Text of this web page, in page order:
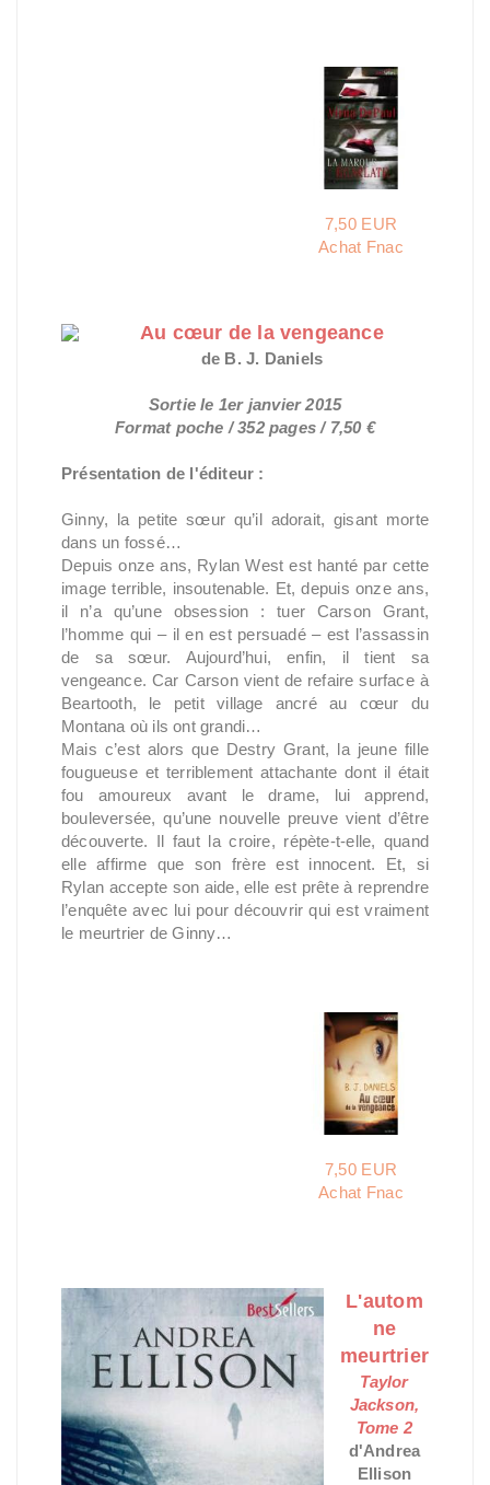
7,50 EUR
Achat Fnac
Au cœur de la vengeance
de B. J. Daniels
Sortie le 1er janvier 2015
Format poche / 352 pages / 7,50 €
Présentation de l'éditeur :
Ginny, la petite sœur qu’il adorait, gisant morte
dans un fossé…
Depuis onze ans, Rylan West est hanté par cette
image terrible, insoutenable. Et, depuis onze ans,
il n’a qu’une obsession : tuer Carson Grant,
l’homme qui – il en est persuadé – est l’assassin
de sa sœur. Aujourd’hui, enfin, il tient sa
vengeance. Car Carson vient de refaire surface à
Beartooth, le petit village ancré au cœur du
Montana où ils ont grandi…
Mais c’est alors que Destry Grant, la jeune fille
fougueuse et terriblement attachante dont il était
fou amoureux avant le drame, lui apprend,
bouleversée, qu’une nouvelle preuve vient d’être
découverte. Il faut la croire, répète-t-elle, quand
elle affirme que son frère est innocent. Et, si
Rylan accepte son aide, elle est prête à reprendre
l’enquête avec lui pour découvrir qui est vraiment
le meurtrier de Ginny…
7,50 EUR
Achat Fnac
L'autom
ne
meurtrier
Taylor
Jackson,
Tome 2
d'Andrea
Ellison